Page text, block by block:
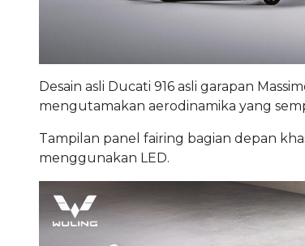
Desain asli Ducati 916 asli garapan
mengutamakan aerodinamika yang
Tampilan panel fairing bagian depan
menggunakan LED.